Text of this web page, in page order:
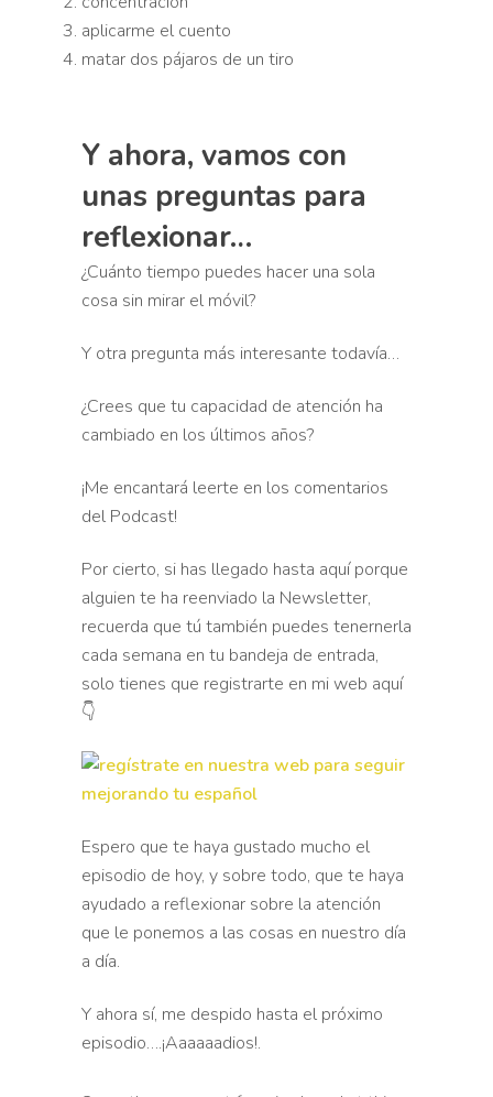
aplicarme el cuento
matar dos pájaros de un tiro
Y ahora, vamos con
unas preguntas para
reflexionar…
¿Cuánto tiempo puedes hacer una sola
cosa sin mirar el móvil?
Y otra pregunta más interesante todavía…
¿Crees que tu capacidad de atención ha
cambiado en los últimos años?
¡Me encantará leerte en los comentarios
del Podcast!
Por cierto, si has llegado hasta aquí porque
alguien te ha reenviado la Newsletter,
recuerda que tú también puedes tenernerla
cada semana en tu bandeja de entrada,
solo tienes que registrarte en mi web aquí
👇
Espero que te haya gustado mucho el
episodio de hoy, y sobre todo, que te haya
ayudado a reflexionar sobre la atención
que le ponemos a las cosas en nuestro día
a día.
Y ahora sí, me despido hasta el próximo
episodio….¡Aaaaaadios!.